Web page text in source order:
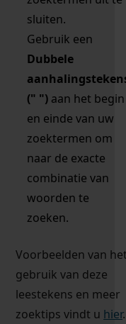
sluiten.
Gebruik een
Dubbele
(" ") aan het begin
en einde van uw
zoektermen om
naar de exacte
combinatie van
woorden te
zoeken.
Voorbeelden van
gebruik van deze
leestekens en meer
zoektips vindt u hier.